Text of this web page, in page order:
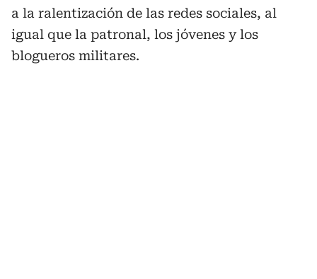
a la ralentización de las redes sociales, al
igual que la patronal, los jóvenes y los
blogueros militares.